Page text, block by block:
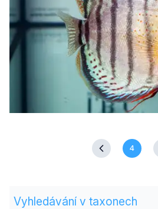
4
Vyhledávání v taxonech